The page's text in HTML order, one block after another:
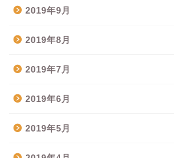
2019年9月
2019年8月
2019年7月
2019年6月
2019年5月